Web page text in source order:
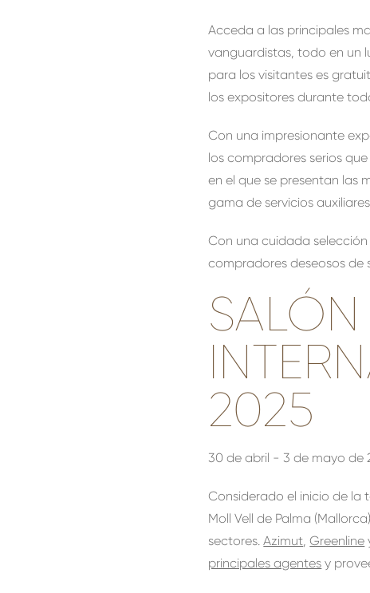
Acceda a las principales
vanguardistas, todo en un
para los visitantes es
los expositores durante
Con una impresionante
los compradores serios
en el que se presentan las
gama de servicios
Con una cuidada
compradores deseosos de
2025
30 de abril - 3 de mayo de
Considerado el inicio de la
Moll Vell de Palma
sectores.Azimut,Greenline
principales agentes y